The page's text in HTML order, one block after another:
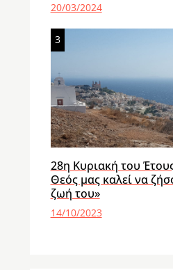
20/03/2024
3
28η Κυριακή του
Θεός μας καλεί να
ζωή του»
14/10/2023